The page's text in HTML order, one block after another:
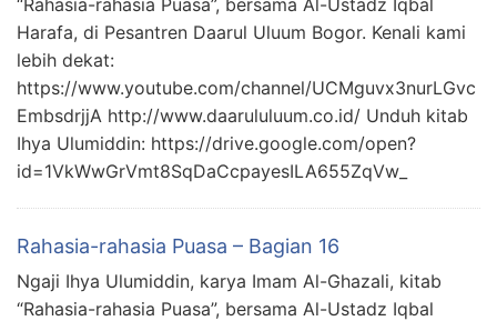
“Rahasia-rahasia Puasa”, bersama Al-Ustadz Iqbal
Harafa, di Pesantren Daarul Uluum Bogor. Kenali kami
lebih dekat:
https://www.youtube.com/channel/UCMguvx3nurLGvc
EmbsdrjjA http://www.daarululuum.co.id/ Unduh kitab
Ihya Ulumiddin: https://drive.google.com/open?
id=1VkWwGrVmt8SqDaCcpayesILA655ZqVw_
Rahasia-rahasia Puasa – Bagian 16
Ngaji Ihya Ulumiddin, karya Imam Al-Ghazali, kitab
“Rahasia-rahasia Puasa”, bersama Al-Ustadz Iqbal